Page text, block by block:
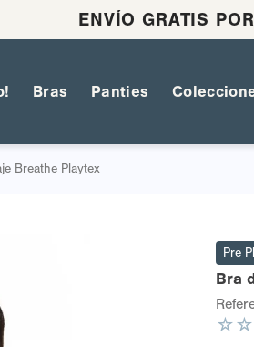
ENVÍO GRATIS
Bras Panties
Breathe Playtex
Pre
Bra
☆☆